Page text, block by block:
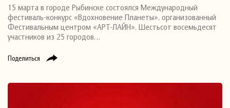
Поделиться
15 марта в городе Рыбинске состоялся Международный
фестиваль-конкурс «Вдохновение Планеты», организованный
Фестивальным центром «АРТ-ЛАЙН». Шестьсот восемьдесят
участников из 25 городов…